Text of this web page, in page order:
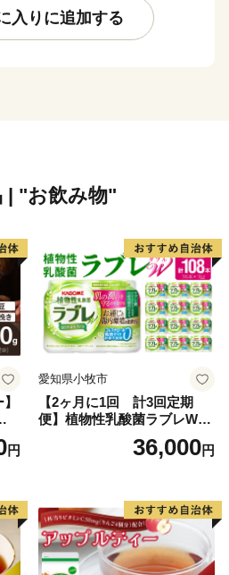
入りに追加する
| "お飲み物"
円
愛知県小牧市
【2ヶ月に1回 計3回定期
便】植物性乳酸菌ラブレW
プレーン36本（計108本）
36,000円